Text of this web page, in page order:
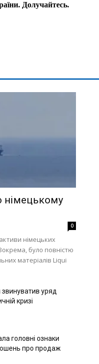
Долучайтесь.
німецькому
0
німецьких
було повністю
матеріалів Liqui
уряд
кризі
головні ознаки
про продаж